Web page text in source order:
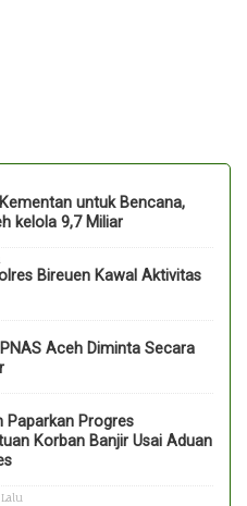
untuk Bencana,
kelola 9,7 Miliar
Bireuen Kawal Aktivitas
Aceh Diminta Secara
Paparkan Progres
Korban Banjir Usai Aduan
Lalu